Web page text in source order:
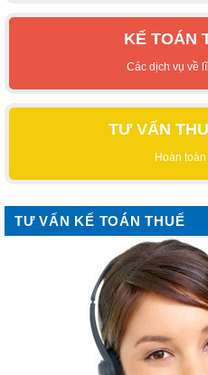
KẾ TOÁN
Các dịch vụ về
TƯ VẤN
Hoàn
TƯ VẤN KẾ TOÁN THUẾ